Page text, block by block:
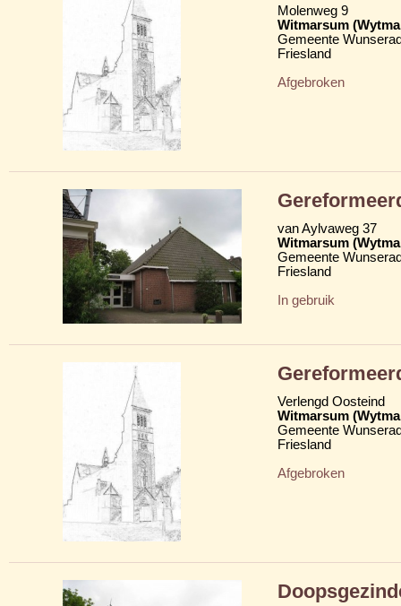
Molenweg 9
Witmarsum
Gemeente
Friesland
Afgebroken
van Aylvaweg 37
Witmarsum
Gemeente
Friesland
In gebruik
Verlengd Oosteind
Witmarsum
Gemeente
Friesland
Afgebroken